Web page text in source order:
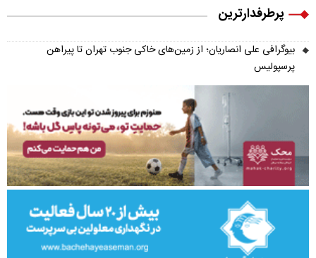
پرطرفدارترین
بیوگرافی علی انصاریان؛ از زمین‌های خاکی جنوب تهران تا پیراهن
پرسپولیس